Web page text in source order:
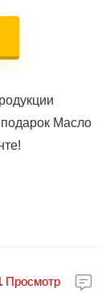
Масло
Просмотр